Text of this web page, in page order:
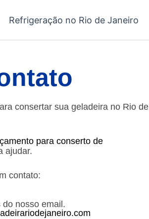
Refrigeração no Rio de Janeiro
consertar sua geladeira no Rio de
para conserto de
ajudar.
contato:
nosso email.